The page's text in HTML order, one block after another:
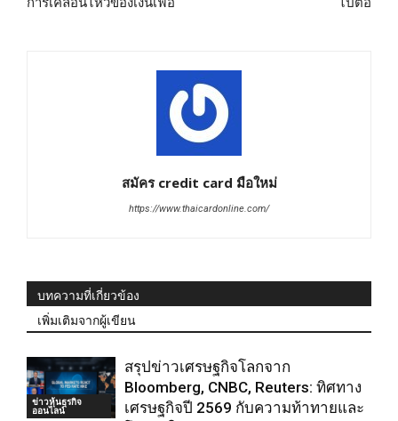
สมัคร credit card มือใหม่
https://www.thaicardonline.com/
บทความที่เกี่ยวข้อง
เพิ่มเติมจากผู้เขียน
ข่าวหุ้นธุรกิจ
ออนไลน์
สรุปข่าวเศรษฐกิจโลกจาก
Bloomberg, CNBC, Reuters: ทิศทาง
เศรษฐกิจปี 2569 กับความท้าทายและ